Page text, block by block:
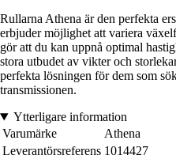
Rullarna Athena är den perfekta
erbjuder möjlighet att variera
gör att du kan uppnå optimal
stora utbudet av vikter och
perfekta lösningen för dem som
transmissionen.
Ytterligare information
Varumärke
Athena
Leverantörsreferens 1014427